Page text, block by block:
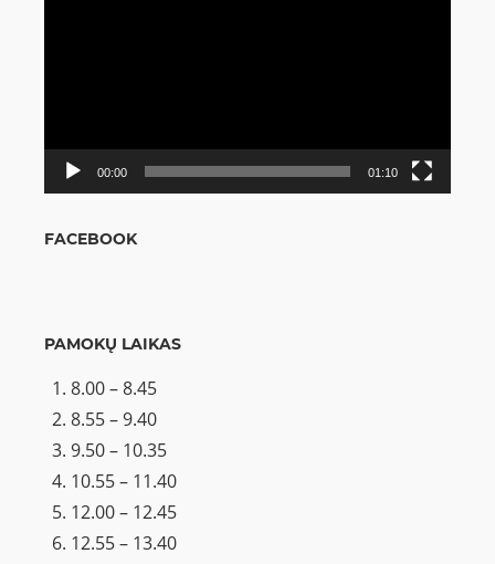
00:00 01:10
FACEBOOK
PAMOKŲ LAIKAS
8.00 – 8.45
8.55 – 9.40
9.50 – 10.35
10.55 – 11.40
12.00 – 12.45
12.55 – 13.40